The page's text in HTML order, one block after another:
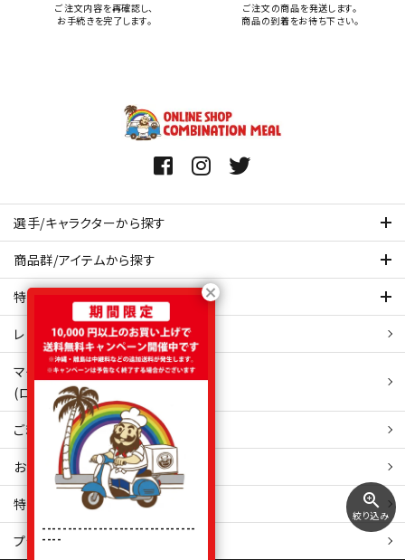
zoom_in
絞り込み
ご注文内容を再確認し、
お手続きを完了します。
ご注文の商品を発送します。
商品の到着をお待ち下さい。
選手/キャラクターから探す
商品群/アイテムから探す
特集ページを見てみる
レビュー・口コミ 一覧ページ
マイアカウント
(ログイン/新規会員登録)
ご利用ガイド
お問い合わせ
特定商取引 法表示
プライバシーポリシー
------------------------------
----